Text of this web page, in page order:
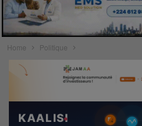
Home Politique